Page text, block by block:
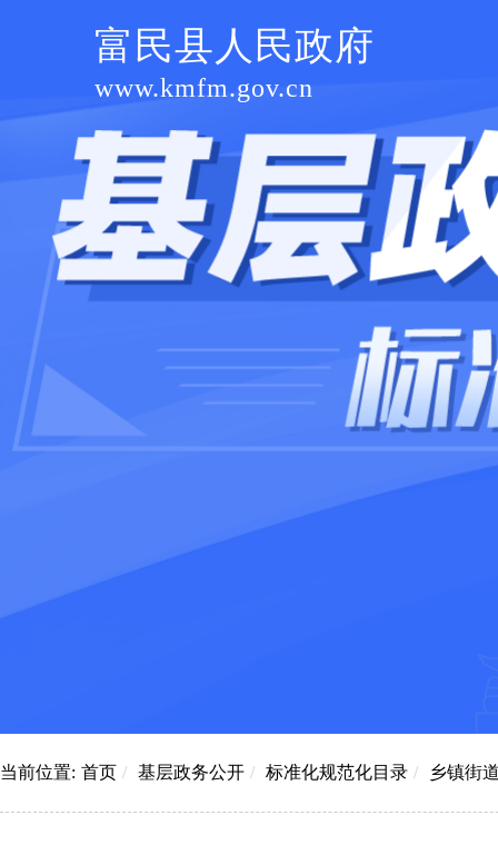
富民县人民政府
www.kmfm.gov.cn
当前位置: 首页 / 基层政务公开 / 标准化规范化目录 / 乡镇街